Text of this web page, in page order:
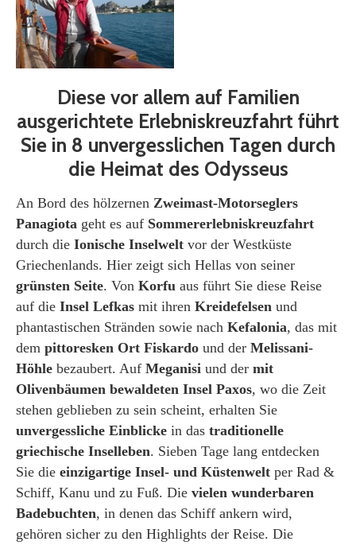
Diese vor allem auf Familien
ausgerichtete Erlebniskreuzfahrt führt
Sie in 8 unvergesslichen Tagen durch
die Heimat des Odysseus
An Bord des hölzernen Zweimast-Motorseglers
Panagiota geht es auf Sommererlebniskreuzfahrt
durch die Ionische Inselwelt vor der Westküste
Griechenlands. Hier zeigt sich Hellas von seiner
grünsten Seite. Von Korfu aus führt Sie diese Reise
auf die Insel Lefkas mit ihren Kreidefelsen und
phantastischen Stränden sowie nach Kefalonia, das mit
dem pittoresken Ort Fiskardo und der Melissani-
Höhle bezaubert. Auf Meganisi und der mit
Olivenbäumen bewaldeten Insel Paxos, wo die Zeit
stehen geblieben zu sein scheint, erhalten Sie
unvergessliche Einblicke in das traditionelle
griechische Inselleben. Sieben Tage lang entdecken
Sie die einzigartige Insel- und Küstenwelt per Rad &
Schiff, Kanu und zu Fuß. Die vielen wunderbaren
Badebuchten, in denen das Schiff ankern wird,
gehören sicher zu den Highlights der Reise. Die